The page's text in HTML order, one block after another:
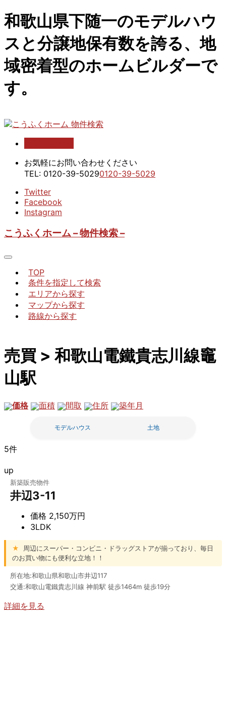
和歌山県下随一のモデルハウ
スと分譲地保有数を誇る、地
域密着型のホームビルダーで
す。
こうふくホーム 物件検索
お気軽にお問い合わせください
TEL: 0120-39-50290120-39-5029
Twitter
Facebook
Instagram
こうふくホーム – 物件検索 –
TOP
条件を指定して検索
エリアから探す
マップから探す
路線から探す
売買 > 和歌山電鐵貴志川線竈
山駅
価格 面積 間取 住所 築年月
モデルハウス 土地
5件
up
新築販売物件
井辺3-11
価格 2,150万円
3LDK
★
周辺にスーパー・コンビニ・ドラッグストアが揃っており、毎日
のお買い物にも便利な立地！！
所在地:和歌山県和歌山市井辺117
交通:和歌山電鐵貴志川線 神前駅 徒歩1464m 徒歩19分
詳細を見る